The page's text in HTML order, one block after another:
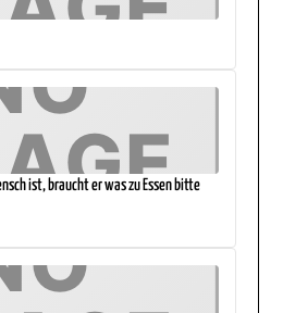
ist, braucht er was zu Essen bitte